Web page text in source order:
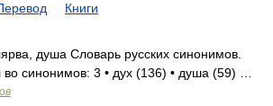
Книги
душа Словарь русских синонимов.
синонимов: 3 • дух (136) • душа (59) …